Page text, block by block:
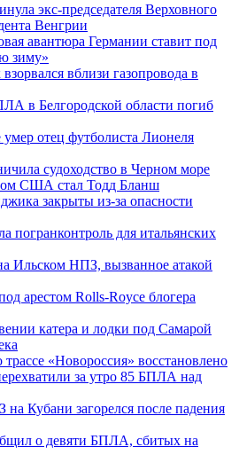
экс-председателя Верховного
Венгрии
авантюра Германии ставит под
зиму»
вблизи газопровода в
в Белгородской области погиб
отец футболиста Лионеля
судоходство в Черном море
США стал Тодд Бланш
закрыты из-за опасности
погранконтроль для итальянских
Ильском НПЗ, вызванное атакой
арестом Rolls-Royce блогера
катера и лодки под Самарой
«Новороссия» восстановлено
за утро 85 БПЛА над
Кубани загорелся после падения
о девяти БПЛА, сбитых на